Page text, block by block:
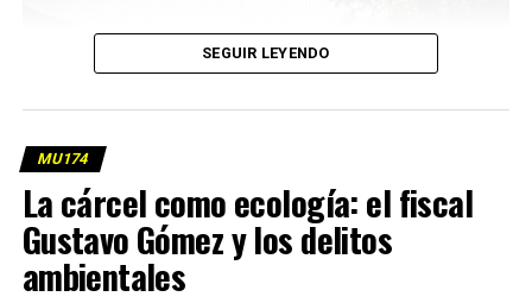
SEGUIR LEYENDO
MU174
La cárcel como ecología: el fiscal
Gustavo Gómez y los delitos
ambientales